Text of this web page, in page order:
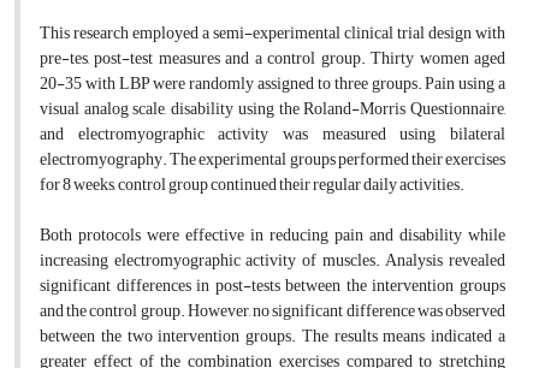
This research employed a semi-experimental clinical trial design with
pre-tes, post-test measures and a control group. Thirty women aged
20-35 with LBP were randomly assigned to three groups. Pain using a
visual analog scale, disability using the Roland-Morris Questionnaire,
and electromyographic activity was measured using bilateral
electromyography. The experimental groups performed their exercises
for 8 weeks, control group continued their regular daily activities.
Both protocols were effective in reducing pain and disability while
increasing electromyographic activity of muscles. Analysis revealed
significant differences in post-tests between the intervention groups
and the control group. However, no significant difference was observed
between the two intervention groups. The results means indicated a
greater effect of the combination exercises compared to stretching